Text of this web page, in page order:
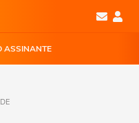
ASSINANTE